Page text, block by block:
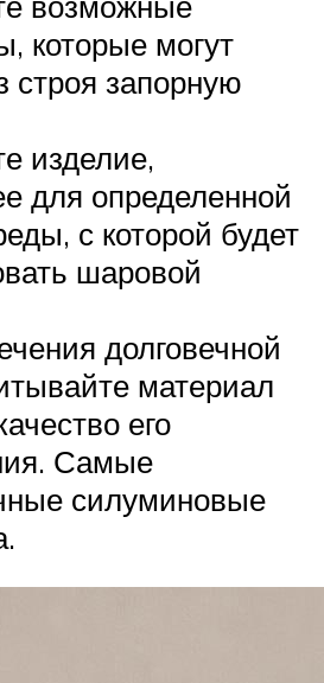
которые могут
строя запорную
изделие,
для определенной
с которой будет
шаровой
долговечной
материал
его
Самые
силуминовые